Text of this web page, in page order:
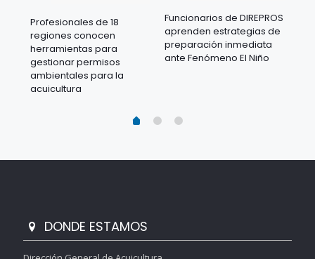
Profesionales de 18
regiones conocen
herramientas para
gestionar permisos
ambientales para la
acuicultura
Funcionarios de DIREPROS
aprenden estrategias de
preparación inmediata
ante Fenómeno El Niño
DONDE ESTAMOS